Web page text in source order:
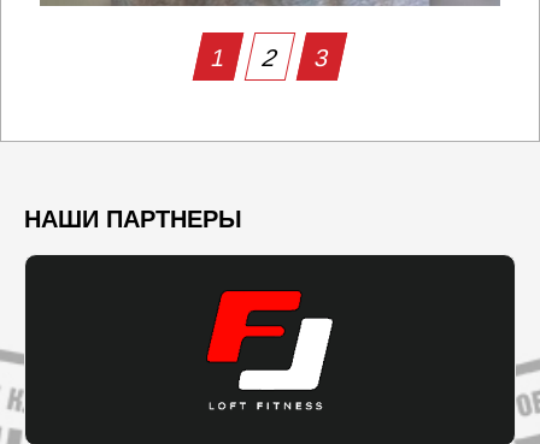
1 2 3
НАШИ ПАРТНЕРЫ